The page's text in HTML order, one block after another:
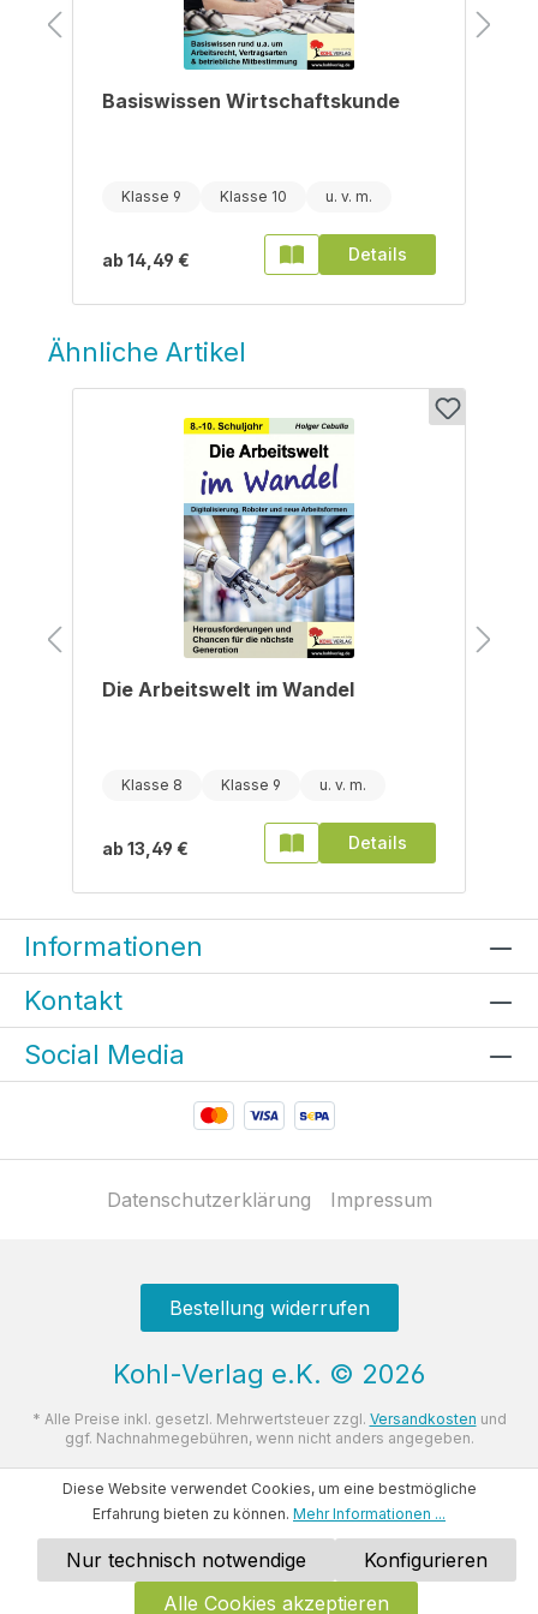
Basiswissen Wirtschaftskunde
Klasse 9 Klasse 10
ab 14,49 € Details
Ähnliche Artikel
Die Arbeitswelt im Wandel
Klasse 8 Klasse 9
ab 13,49 € Details
Informationen
Kontakt
Social Media
Datenschutzerklärung Impressum
Bestellung widerrufen
Kohl-Verlag e.K. © 2026
* Alle Preise inkl. gesetzl. Mehrwertsteuer zzgl. Versandkosten und
ggf. Nachnahmegebühren, wenn nicht anders angegeben.
Diese Website verwendet Cookies, um eine bestmögliche
Erfahrung bieten zu können. Mehr Informationen ...
Nur technisch notwendige
Konfigurieren
Alle Cookies akzeptieren